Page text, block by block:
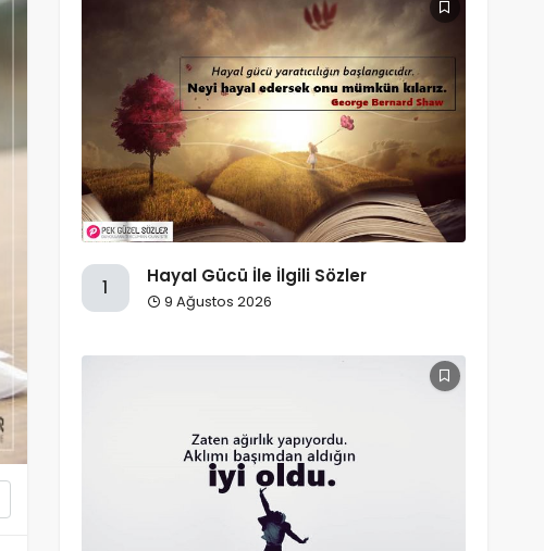
1
Hayal Gücü İle İlgili Sözler
9 Ağustos 2026